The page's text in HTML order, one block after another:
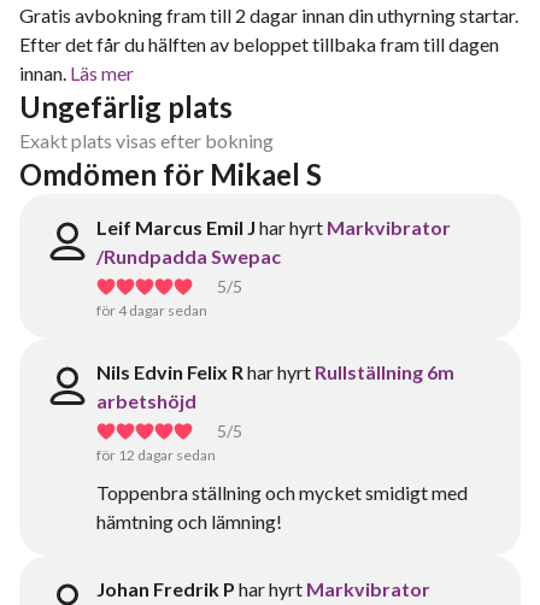
Gratis avbokning fram till 2 dagar innan din uthyrning startar.
Efter det får du hälften av beloppet tillbaka fram till dagen
innan. Läs mer
Ungefärlig plats
Exakt plats visas efter bokning
Omdömen för Mikael S
Leif Marcus Emil J har hyrt Markvibrator
/Rundpadda Swepac
5/5
för 4 dagar sedan
Nils Edvin Felix Rhar hyrt Rullställning 6m
arbetshöjd
5/5
för 12 dagar sedan
Toppenbra ställning och mycket smidigt med
hämtning och lämning!
Johan Fredrik P har hyrt Markvibrator